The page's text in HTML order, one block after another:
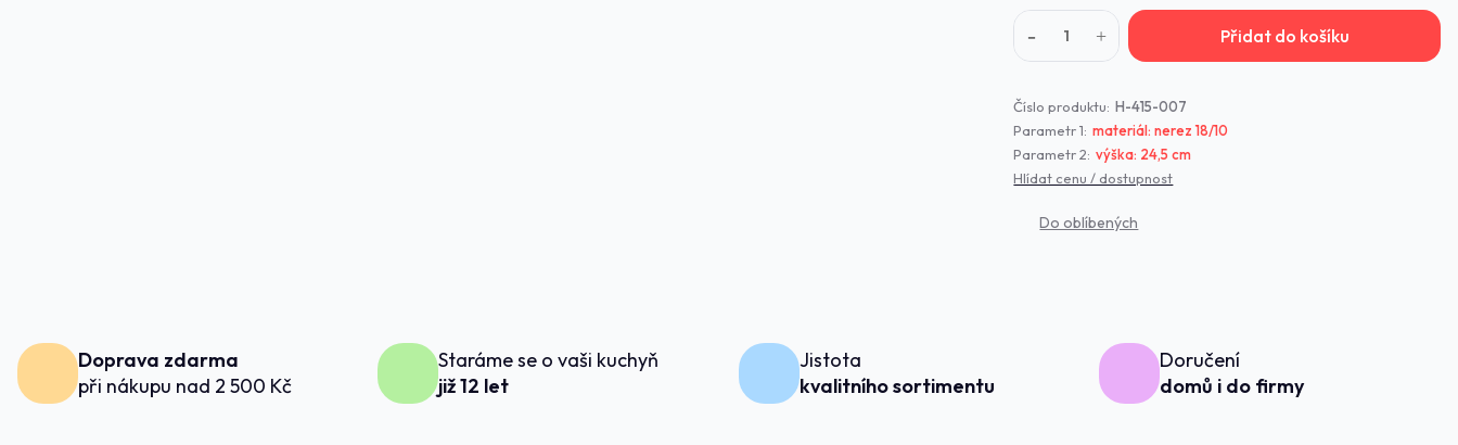
Přidat do košíku
Číslo produktu: H-415-007
Parametr 1: materiál: nerez 18/10
Parametr 2: výška: 24,5 cm
Hlídat cenu / dostupnost
Doprava zdarma
při nákupu nad 2 500 Kč
Staráme se o vaši kuchyň
již 12 let
Jistota
kvalitního sortimentu
Doručení
domů i do firmy